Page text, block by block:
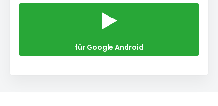
für Google Android